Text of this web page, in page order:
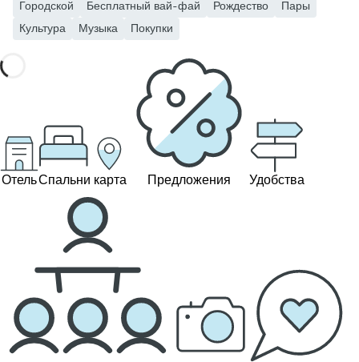
Городской Бесплатный вай-фай Рождество
Пары
Культура
Музыка Покупки
ОтельСпальни карта Предложения Удобства